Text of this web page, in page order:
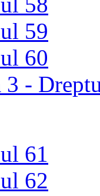
59
60
3 -
61
62